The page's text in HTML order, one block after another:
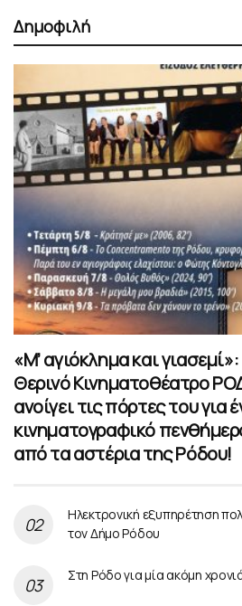
Δημοφιλή
«Μ’ αγιόκλημα και
Θερινό Κινηματοθέατρο
ανοίγει τις πόρτες του για
κινηματογραφικό
από τα αστέρια της Ρόδου!
Ηλεκτρονική εξυπηρέτηση
τον Δήμο Ρόδου
Στη Ρόδο για μία ακόμη